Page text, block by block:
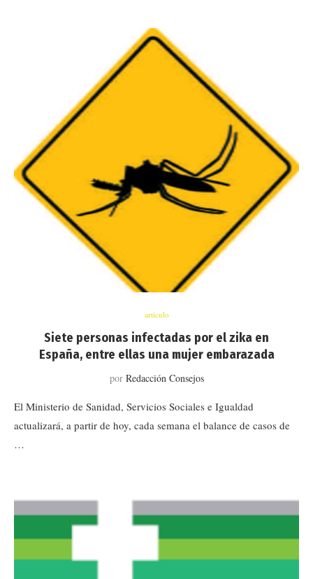
artículo
Siete personas infectadas por el zika en
España, entre ellas una mujer embarazada
por Redacción Consejos
El Ministerio de Sanidad, Servicios Sociales e Igualdad
actualizará, a partir de hoy, cada semana el balance de casos de
…